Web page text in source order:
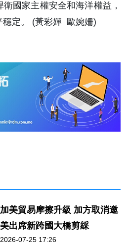
國家主權安全和海洋權益，
穩定。 (黃彩嬋 歐婉姍)
加美貿易摩擦升級 加方取消邀
美出席新跨國大橋剪綵
2026-07-25 17:26